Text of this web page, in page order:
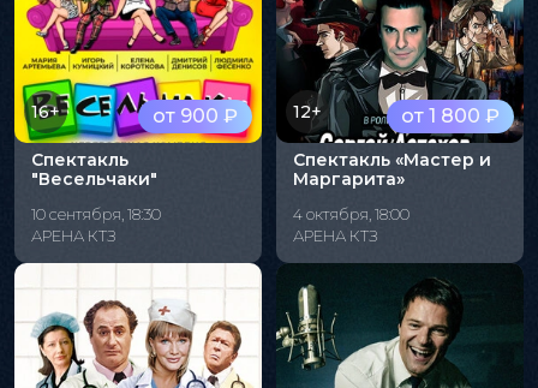
от 900 ₽
16+
Спектакль
"Весельчаки"
10 сентября, 18:30
АРЕНА КТЗ
от 1 800 ₽
12+
Спектакль «Мастер и
Маргарита»
4 октября, 18:00
АРЕНА КТЗ